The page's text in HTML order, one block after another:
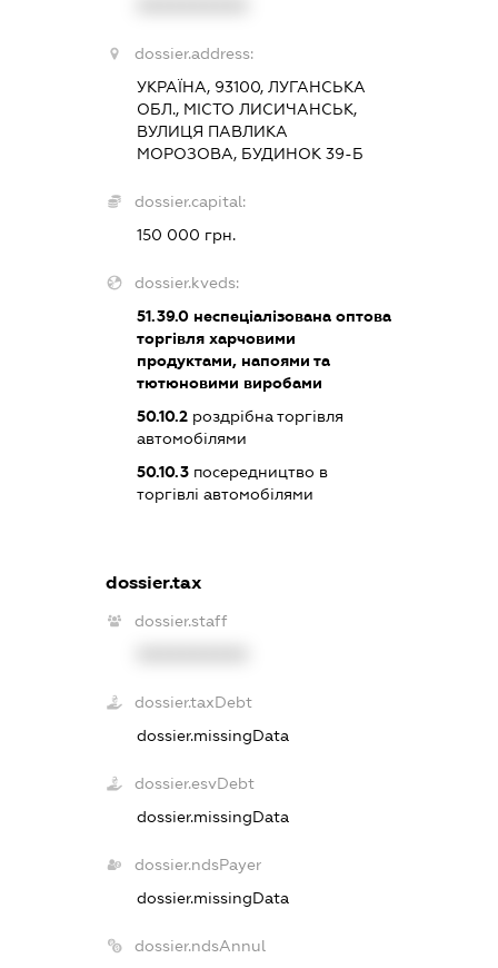
dossier.address:
УКРАЇНА, 93100, ЛУГАНСЬКА
ОБЛ., МІСТО ЛИСИЧАНСЬК,
ВУЛИЦЯ ПАВЛИКА
МОРОЗОВА, БУДИНОК 39-Б
dossier.capital:
150 000 грн.
dossier.kveds:
51.39.0 неспеціалізована оптова
торгівля харчовими
продуктами, напоями та
тютюновими виробами
50.10.2 роздрібна торгівля
автомобілями
50.10.3 посередництво в
торгівлі автомобілями
dossier.tax
dossier.staff
dossier.taxDebt
dossier.missingData
dossier.esvDebt
dossier.missingData
dossier.ndsPayer
dossier.missingData
dossier.ndsAnnul